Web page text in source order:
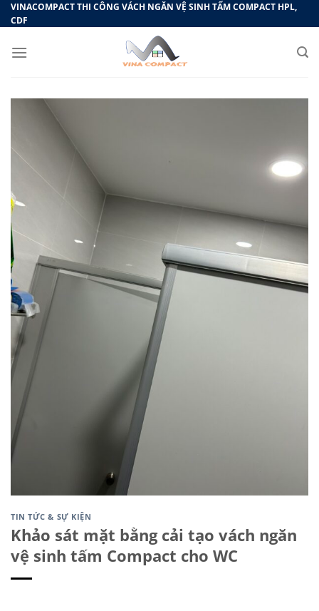
Bỏ
qua
dung
VINACOMPACT THI CÔNG VÁCH NGĂN VỆ SINH TẤM COMPACT HPL,
CDF
TIN TỨC & SỰ KIỆN
Khảo sát mặt bằng cải tạo vách ngăn
vệ sinh tấm Compact cho WC